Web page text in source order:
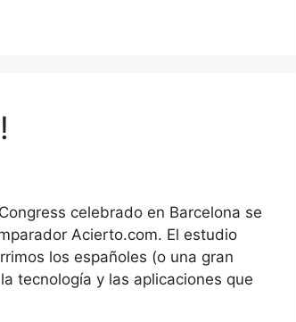
celebrado en Barcelona se
Acierto.com. El estudio
los españoles (o una gran
tecnología y las aplicaciones que